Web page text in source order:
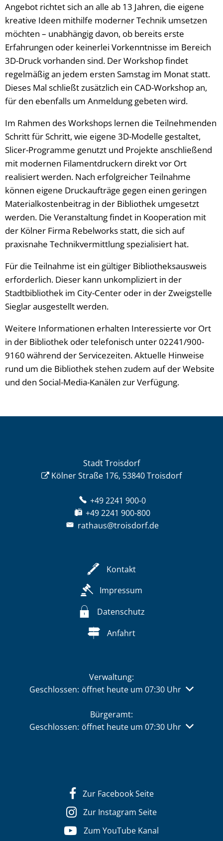
Angebot richtet sich an alle ab 13 Jahren, die eigene
kreative Ideen mithilfe moderner Technik umsetzen
möchten – unabhängig davon, ob bereits erste
Erfahrungen oder keinerlei Vorkenntnisse im Bereich
3D-Druck vorhanden sind. Der Workshop findet
regelmäßig an jedem ersten Samstag im Monat statt.
Dieses Mal schließt zusätzlich ein CAD-Workshop an,
für den ebenfalls um Anmeldung gebeten wird.
Im Rahmen des Workshops lernen die Teilnehmenden
Schritt für Schritt, wie eigene 3D-Modelle gestaltet,
Slicer-Programme genutzt und Projekte anschließend
mit modernen Filamentdruckern direkt vor Ort
realisiert werden. Nach erfolgreicher Teilnahme
können eigene Druckaufträge gegen einen geringen
Materialkostenbeitrag in der Bibliothek umgesetzt
werden. Die Veranstaltung findet in Kooperation mit
der Kölner Firma Rebelworks statt, die sich auf
praxisnahe Technikvermittlung spezialisiert hat.
Für die Teilnahme ist ein gültiger Bibliotheksausweis
erforderlich. Dieser kann unkompliziert in der
Stadtbibliothek im City-Center oder in der Zweigstelle
Sieglar ausgestellt werden.
Weitere Informationen erhalten Interessierte vor Ort
in der Bibliothek oder telefonisch unter 02241/900-
9160 während der Servicezeiten. Aktuelle Hinweise
rund um die Bibliothek stehen zudem auf der Website
und den Social-Media-Kanälen zur Verfügung.
Stadt Troisdorf
Kölner Straße 176, 53840 Troisdorf
+49 2241 900-0
+49 2241 900-800
rathaus@troisdorf.de
Kontakt
Impressum
Datenschutz
Anfahrt
Verwaltung:
Klicken, um weitere Öffnungs- oder Schließzeiten
Geschlossen: öffnet heute um 07:30 Uhr
Bürgeramt:
Klicken, um weitere Öffnungs- oder Schließzeiten
Geschlossen: öffnet heute um 07:30 Uhr
Zur Facebook Seite
Zur Instagram Seite
Zum YouTube Kanal